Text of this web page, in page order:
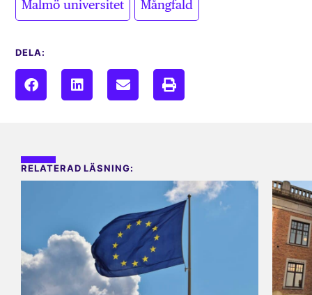
Malmö universitet Mångfald
DELA:
RELATERAD LÄSNING: